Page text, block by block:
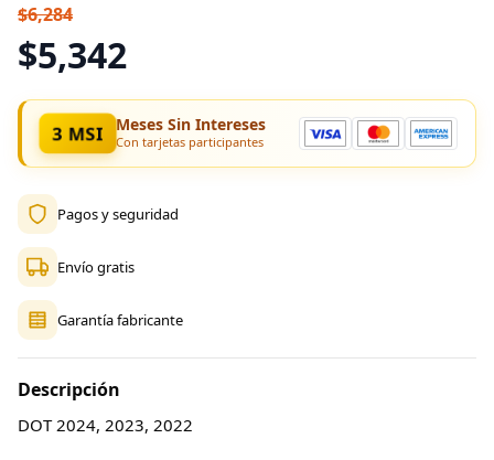
$6,284
$5,342
3 MSI Meses Sin Intereses
Con tarjetas participantes
Pagos y seguridad
Envío gratis
Garantía fabricante
Descripción
DOT 2024, 2023, 2022